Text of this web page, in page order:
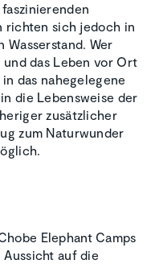
richten sich jedoch in
Wer
das Leben vor Ort
das nahegelegene
die Lebensweise der
zusätzlicher
zum Naturwunder
Elephant Camps
auf die